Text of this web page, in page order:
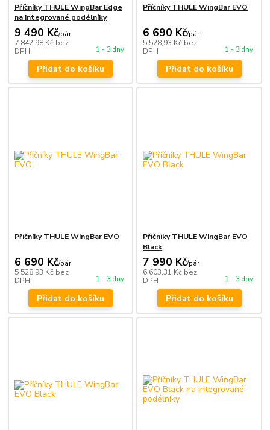
Příčníky THULE WingBar Edge
na integrované podélníky
9 490 Kč/pár
7 842,98 Kč bez
DPH
1 - 3 dny
Přidat do košíku
Příčníky THULE WingBar EVO
6 690 Kč/pár
5 528,93 Kč bez
DPH
1 - 3 dny
Přidat do košíku
Příčníky THULE WingBar EVO
6 690 Kč/pár
5 528,93 Kč bez
DPH
1 - 3 dny
Přidat do košíku
Příčníky THULE WingBar EVO
Black
7 990 Kč/pár
6 603,31 Kč bez
DPH
1 - 3 dny
Přidat do košíku